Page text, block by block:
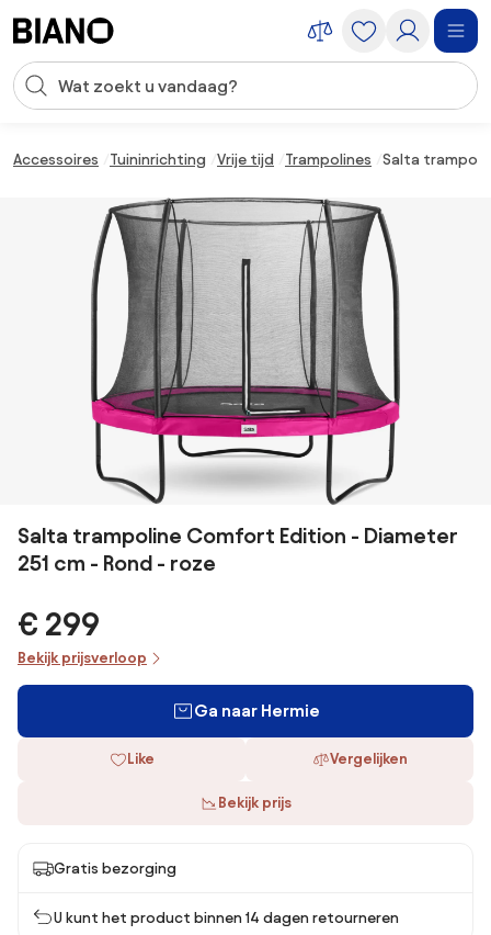
Zoekopdracht invoeren
Accessoires Tuininrichting Vrije tijd Trampolines Salta
Salta trampoline Comfort Edition - Diameter
251 cm - Rond - roze
€ 299
Bekijk prijsverloop
Ga naar Hermie
Like Vergelijken
Bekijk prijs
Gratis bezorging
U kunt het product binnen 14 dagen retourneren